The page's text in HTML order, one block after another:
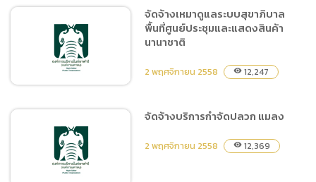
จัดจ้างเหมาดูแลหม้อแปลงไฟ
ฟ้า พื้นที่ศูนย์ประชุมและแสดง
สินค้านานาชาติ
จัดจ้างเหมาดูแลระบบ
สุขาภิบาล พื้นที่ศูนย์ประชุม
และแสดงสินค้านานาชาติ
จัดจ้างเหมาดูแลระบบสุขาภิบาล
พื้นที่ศูนย์ประชุมและแสดงสินค้า
นานาชาติ
2 พฤศจิกายน 2558 visibility 12,247
จัดจ้างบริการกำจัดปลวก แมลง
2 พฤศจิกายน 2558 visibility 12,369